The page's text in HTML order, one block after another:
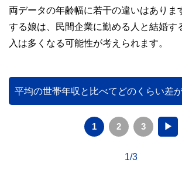
両データの年齢幅に若干の違いはありま
する娘は、民間企業に勤める人と結婚す
入は多くなる可能性が考えられます。
平均の世帯年収と比べてどのくらい差
1 2 3 ▶
1/3